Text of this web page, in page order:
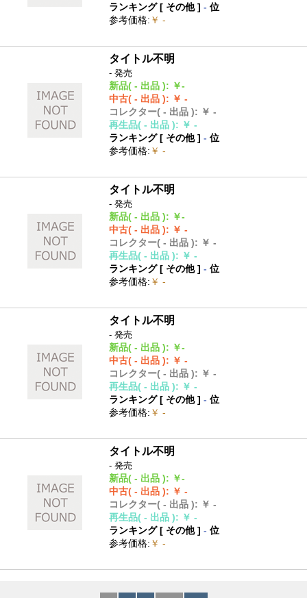
ランキング [ その他]- 位
参考価格: ￥ -
タイトル不明
- 発売
新品( - 出品 ): ￥-
中古( - 出品 ): ￥ -
コレクター( - 出品 ): ￥ -
再生品( - 出品 ): ￥ -
ランキング [ その他]- 位
参考価格: ￥ -
タイトル不明
- 発売
新品( - 出品 ): ￥-
中古( - 出品 ): ￥ -
コレクター( - 出品 ): ￥ -
再生品( - 出品 ): ￥ -
ランキング [ その他]- 位
参考価格: ￥ -
タイトル不明
- 発売
新品( - 出品 ): ￥-
中古( - 出品 ): ￥ -
コレクター( - 出品 ): ￥ -
再生品( - 出品 ): ￥ -
ランキング [ その他]- 位
参考価格: ￥ -
タイトル不明
- 発売
新品( - 出品 ): ￥-
中古( - 出品 ): ￥ -
コレクター( - 出品 ): ￥ -
再生品( - 出品 ): ￥ -
ランキング [ その他]- 位
参考価格: ￥ -